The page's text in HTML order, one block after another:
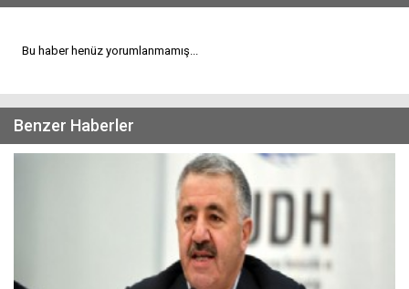
Bu haber henüz yorumlanmamış...
Benzer Haberler